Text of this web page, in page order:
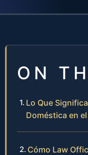
ON
Lo Que
Doméstica en
Cómo Law